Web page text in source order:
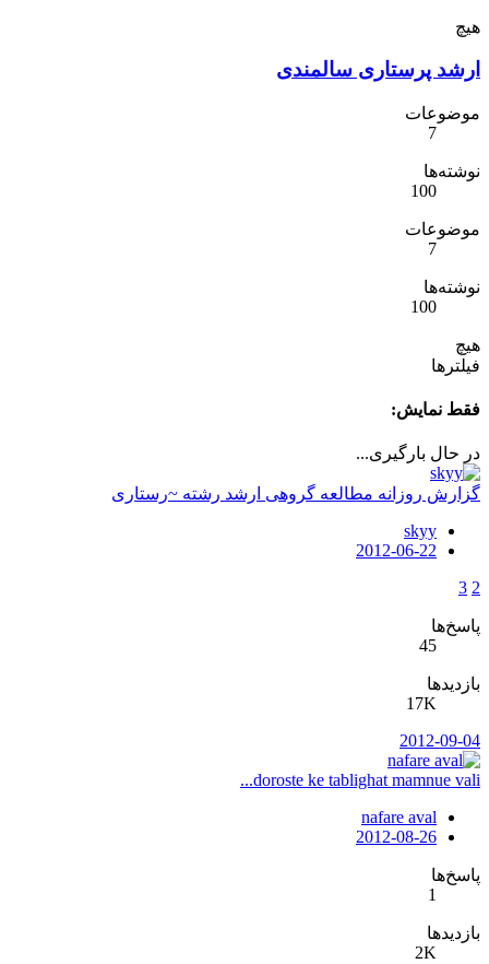
هیچ
ارشد پرستاری سالمندی
موضوعات
7
نوشته‌ها
100
موضوعات
7
نوشته‌ها
100
هیچ
فیلترها
فقط نمایش:
در حال بارگیری...
ﮔﺰﺍﺭﺵ ﺭﻭﺯﺍﻧﻪ ﻣﻄﺎﻟﻌﻪ ﮔﺮﻭﻫﻰ ﺍﺭﺷﺪ ﺭﺷﺘﻪ ~ﺭﺳﺘﺎﺭﻯ
skyy
2012-06-22
2
3
پاسخ‌ها
45
بازدیدها
17K
2012-09-04
doroste ke tablighat mamnue vali...
nafare aval
2012-08-26
پاسخ‌ها
1
بازدیدها
2K